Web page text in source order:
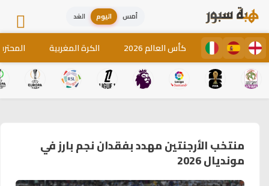
أمس اليوم الغد
كأس العالم 2026 الكرة المغربية
منتخب الأرجنتين مهدد بفقدان نجم بارز في
مونديال 2026